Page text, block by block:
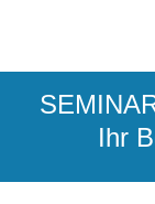
Ihr